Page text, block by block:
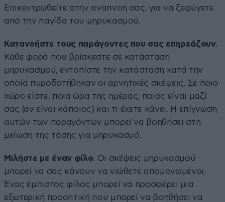
Επικεντρωθείτε στην αναπνοή σας, για να ξεφύγετε
από την παγίδα του μηρυκασμού.
Κατανοήστε τους παράγοντες που σας επηρεάζουν.
Κάθε φορά που βρίσκεστε σε κατάσταση
μηρυκασμού, εντοπίστε την κατάσταση κατά την
οποία πυροδοτήθηκαν οι αρνητικές σκέψεις. Σε ποιο
χώρο είστε, ποια ώρα της ημέρας, ποιος είναι μαζί
σας (αν είναι κάποιος) και τι έχετε κάνει. Η επίγνωση
αυτών των παραγόντων μπορεί να βοηθήσει στη
μείωση της τάσης για μηρυκασμό.
Μιλήστε με έναν φίλο. Οι σκέψεις μηρυκασμού
μπορεί να σας κάνουν να νιώθετε απομονωμένοι.
Ένας έμπιστος φίλος μπορεί να προσφέρει μια
εξωτερική προοπτική που μπορεί να βοηθήσει να